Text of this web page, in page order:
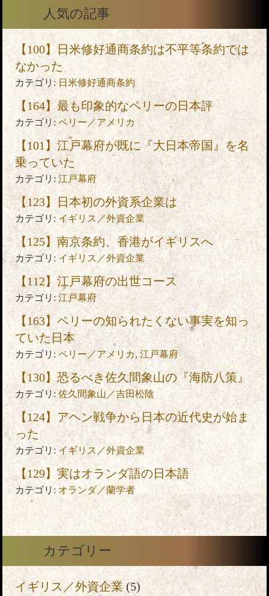
人気の記事
【100】日米修好通商条約は不平等条約では
なかった
カテゴリ:日米修好通商条約
【164】最も印象的なペリーの日本評
カテゴリ:ペリー／アメリカ
【101】江戸幕府が既に『大日本帝国』を名
乗っていた
カテゴリ: 江戸幕府
【123】日本初の外資系企業は
カテゴリ: イギリス／外資企業
【125】南京条約、香港がイギリスへ
カテゴリ: イギリス／外資企業
【112】江戸幕府の出世コース
カテゴリ:江戸幕府
【163】ペリーの知られたくない事実を知っ
ていた日本
カテゴリ: ペリー／アメリカ,江戸幕府
【130】恐るべき佐久間象山の『海防八策』
カテゴリ: 佐久間象山／吉田松陰
【124】アヘン戦争から日本の近代史が始ま
った
カテゴリ: イギリス／外資企業
【129】実はオランダ語の日本語
カテゴリ: オランダ／蘭学者
カテゴリー
イギリス／外資企業(5)